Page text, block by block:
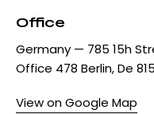
Office
Germany — 785 15h
Office 478 Berlin, De
View on Google Map